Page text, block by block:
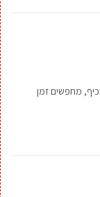
מחפשים זמן